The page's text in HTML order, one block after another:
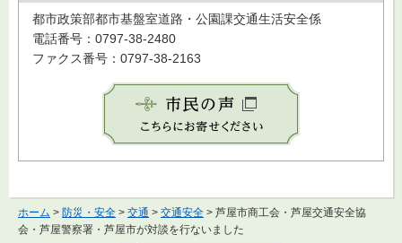
都市政策部都市基盤室道路・公園課交通生活安全係
電話番号：0797-38-2480
ファクス番号：0797-38-2163
ホーム > 防災・安全 > 交通 > 交通安全 > 芦屋市商工会・芦屋交通安全協
会・芦屋警察署・芦屋市が対談を行ないました